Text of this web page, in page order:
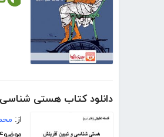
دانلود کتاب هستی
از: